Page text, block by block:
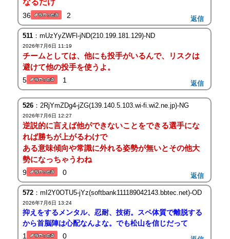
なるだけ
36 2 返信
511：mUzYyZWFl-jND(210.199.181.129)-ND
2026年7月6日 11:19
チームとしては、他にも投手がいるんで、リスクは
避けて他の投手を使うよ。
5 1 返信
526：2RjYmZDg4-jZG(139.140.5.103.wi-fi.wi2.ne.jp)-NG
2026年7月6日 12:27
逆説的に言えば他ができないことをできる選手にな
れば勝ちが上がるわけで
ある意味傾向や常識に外れる姿勢が無いとその他大
勢になっちゃうわね
9 0 返信
572：mI2Y0OTU5-jYz(softbank111189042143.bbtec.net)-OD
2026年7月6日 13:24
抑えをするメンタル、忍耐、技術。スペ体質で離脱する
から首脳陣は心配なんよな。でも松山を信じだって
1
0